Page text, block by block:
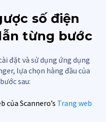
số điện
từng bước
đặt và sử dụng ứng dụng
lựa chọn hàng đầu của
sau:
của Scannero’s Trang web